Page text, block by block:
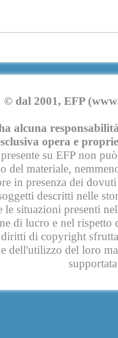
© dal 2001, EFP
alcuna
opera e
su EFP non
del materiale,
in presenza dei
descritti nelle
le situazioni presenti
di lucro e nel rispetto
di copyright
dell'utilizzo del loro